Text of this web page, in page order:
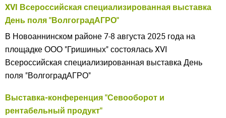
XVI Всероссийская специализированная выставка
День поля "ВолгоградАГРО"
В Новоаннинском районе 7-8 августа 2025 года на
площадке ООО "Гришиных" состоялась XVI
Всероссийская специализированная выставка День
поля "ВолгоградАГРО"
Выставка-конференция "Севооборот и
рентабельный продукт"